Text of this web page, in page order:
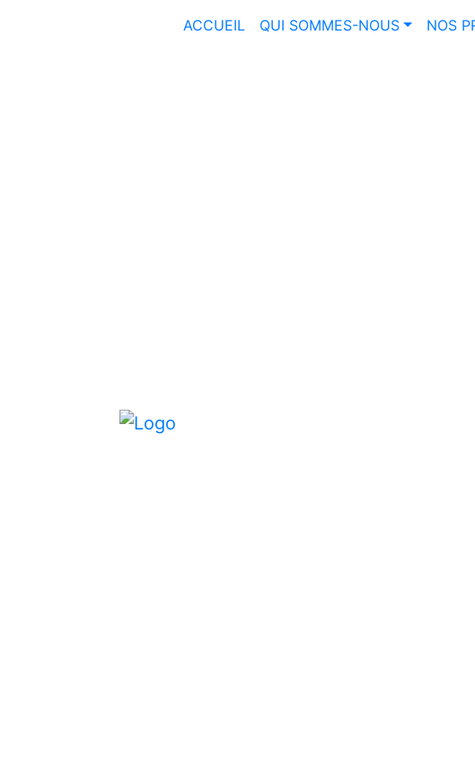
ACCUEIL QUI SOMMES-NOUS NOS